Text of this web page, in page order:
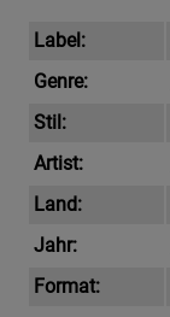
Label:
Genre:
Stil:
Artist:
Land:
Jahr:
Format: